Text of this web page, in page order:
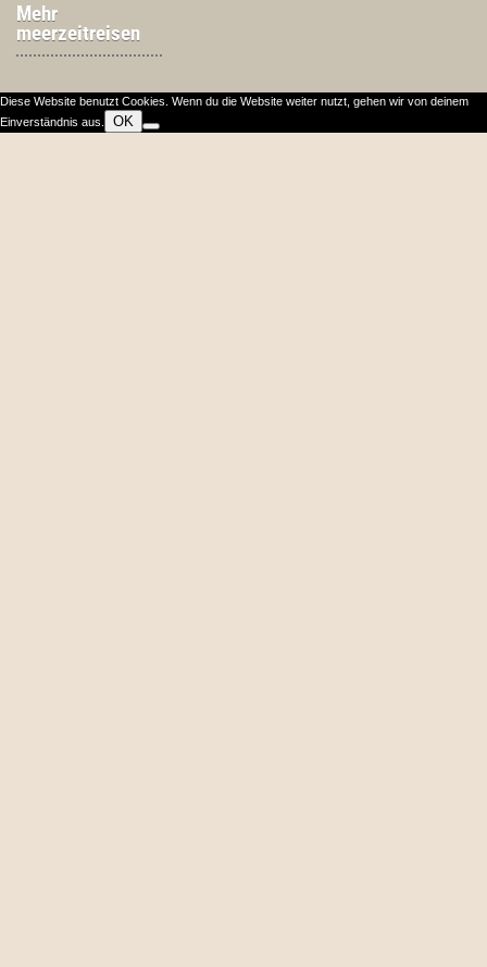
Mehr
meerzeitreisen
Diese Website benutzt Cookies. Wenn du die Website weiter nutzt, gehen wir von deinem
Einverständnis aus.
OK